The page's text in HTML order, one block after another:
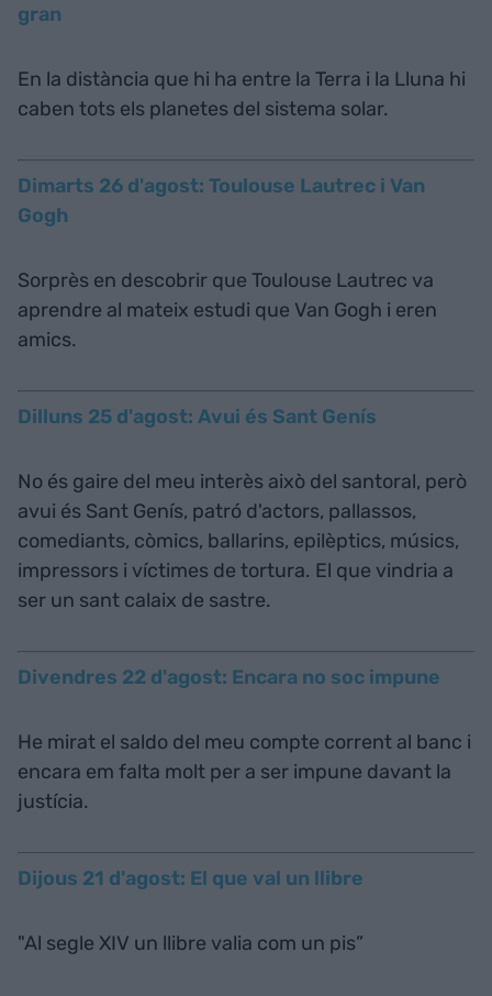
gran
En la distància que hi ha entre la Terra i la Lluna hi
caben tots els planetes del sistema solar.
Dimarts 26 d'agost: Toulouse Lautrec i Van
Gogh
Sorprès en descobrir que Toulouse Lautrec va
aprendre al mateix estudi que Van Gogh i eren
amics.
Dilluns 25 d'agost: Avui és Sant Genís
No és gaire del meu interès això del santoral, però
avui és Sant Genís, patró d'actors, pallassos,
comediants, còmics, ballarins, epilèptics, músics,
impressors i víctimes de tortura. El que vindria a
ser un sant calaix de sastre.
Divendres 22 d'agost: Encara no soc impune
He mirat el saldo del meu compte corrent al banc i
encara em falta molt per a ser impune davant la
justícia.
Dijous 21 d'agost: El que val un llibre
"Al segle XIV un llibre valia com un pis”